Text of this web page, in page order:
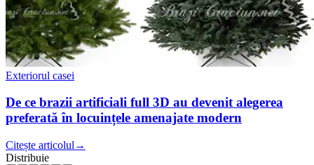
Exteriorul casei
De ce brazii artificiali full 3D au devenit alegerea
preferată în locuințele amenajate modern
Citește articolul →
Distribuie